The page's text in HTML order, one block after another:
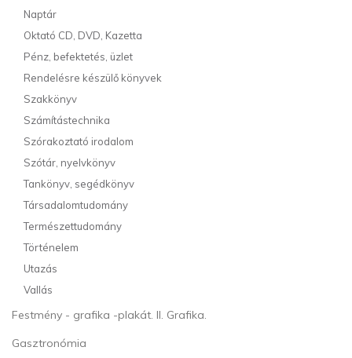
Naptár
Oktató CD, DVD, Kazetta
Pénz, befektetés, üzlet
Rendelésre készülő könyvek
Szakkönyv
Számítástechnika
Szórakoztató irodalom
Szótár, nyelvkönyv
Tankönyv, segédkönyv
Társadalomtudomány
Természettudomány
Történelem
Utazás
Vallás
Festmény - grafika -plakát. II. Grafika.
Gasztronómia